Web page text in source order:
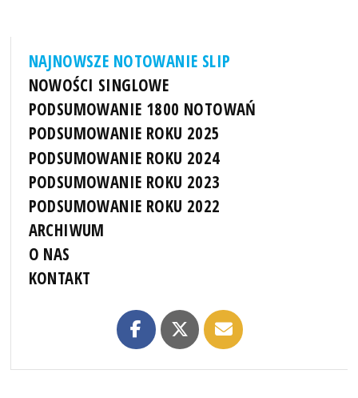
NAJNOWSZE NOTOWANIE SLIP
NOWOŚCI SINGLOWE
PODSUMOWANIE 1800 NOTOWAŃ
PODSUMOWANIE ROKU 2025
PODSUMOWANIE ROKU 2024
PODSUMOWANIE ROKU 2023
PODSUMOWANIE ROKU 2022
ARCHIWUM
O NAS
KONTAKT